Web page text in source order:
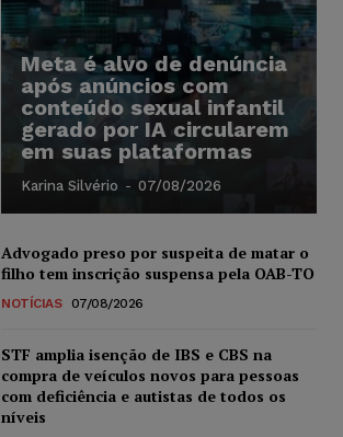
Meta é alvo de denúncia
após anúncios com
conteúdo sexual infantil
gerado por IA circularem
em suas plataformas
Karina Silvério - 07/08/2026
Advogado preso por suspeita de matar o
filho tem inscrição suspensa pela OAB-TO
NOTÍCIAS 07/08/2026
STF amplia isenção de IBS e CBS na
compra de veículos novos para pessoas
com deficiência e autistas de todos os
níveis